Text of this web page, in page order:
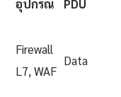
อุปกรณ์ PDU
Firewall
L7, WAF
Data